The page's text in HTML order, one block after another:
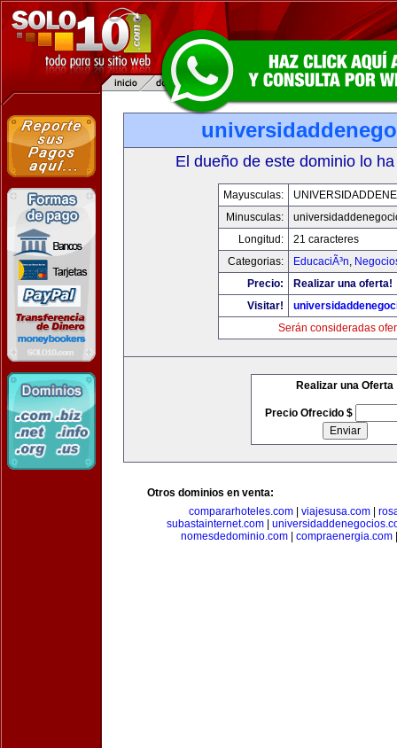
El dueño de este dominio lo
Mayusculas:
Minusculas:
Longitud:
21 caracteres
Categorias:
EducaciÃ³n,
Precio:
Realizar una oferta!
Visitar!
Serán consideradas
Realizar una Oferta
Precio Ofrecido $
Otros dominios en venta:
compararhoteles.com| viajesusa.com|
subastainternet.com|
nomesdedominio.com| compraenergia.com